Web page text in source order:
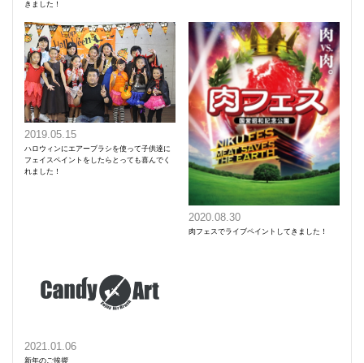
きました！
2019.05.15
ハロウィンにエアーブラシを使って子供達に
フェイスペイントをしたらとっても喜んでく
れました！
2020.08.30
肉フェスでライブペイントしてきました！
2021.01.06
新年のご挨拶